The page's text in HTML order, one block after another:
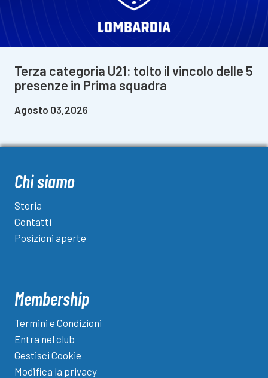
Terza categoria U21: tolto il vincolo delle 5
presenze in Prima squadra
Agosto 03,2026
Chi siamo
Storia
Contatti
Posizioni aperte
Membership
Termini e Condizioni
Entra nel club
Gestisci Cookie
Modifica la privacy